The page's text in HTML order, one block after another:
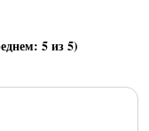
5из 5)